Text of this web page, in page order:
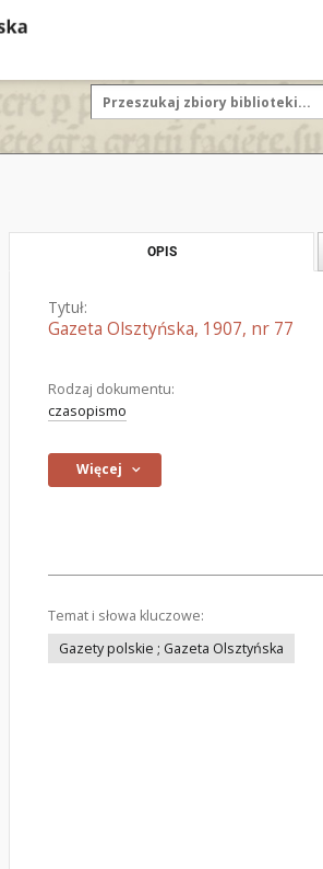
OPIS
Tytuł:
Gazeta Olsztyńska, 1907, nr 77
Rodzaj dokumentu:
czasopismo
Więcej
Temat i słowa kluczowe:
Gazety polskie ; Gazeta Olsztyńska